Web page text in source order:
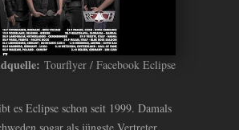
Tourflyer / Facebook Eclipse
es Eclipse schon seit 1999. Damals
sogar als jüngste Vertreter